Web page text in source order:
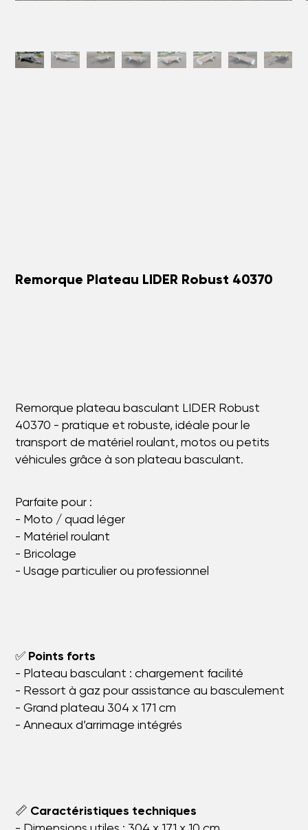
Remorque Plateau LIDER Robust 40370
Remorque plateau basculant LIDER Robust
40370 - pratique et robuste, idéale pour le
transport de matériel roulant, motos ou petits
véhicules grâce à son plateau basculant.
Parfaite pour :
- Moto / quad léger
- Matériel roulant
- Bricolage
- Usage particulier ou professionnel
✅ Points forts
- Plateau basculant : chargement facilité
- Ressort à gaz pour assistance au basculement
- Grand plateau 304 x 171 cm
- Anneaux d’arrimage intégrés
📏 Caractéristiques techniques